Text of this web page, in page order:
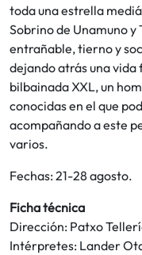
toda una estrella
Sobrino de Unamuno
entrañable, tierno y
dejando atrás una vida
bilbainada XXL, un
conocidas en el que
acompañando a este
varios.
Fechas: 21-28 agosto.
Ficha técnica
Dirección: Patxo
Intérpretes: Lander